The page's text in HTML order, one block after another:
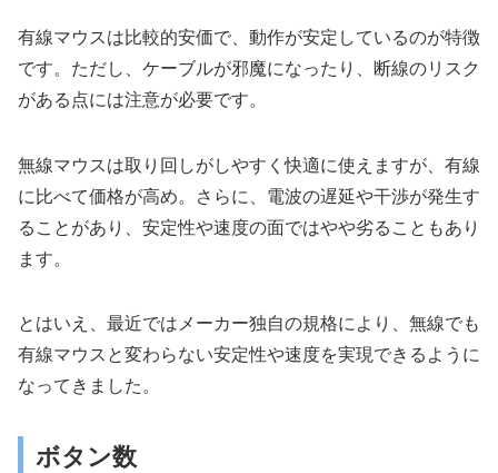
有線マウスは比較的安価で、動作が安定しているのが特徴
です。ただし、ケーブルが邪魔になったり、断線のリスク
がある点には注意が必要です。
無線マウスは取り回しがしやすく快適に使えますが、有線
に比べて価格が高め。さらに、電波の遅延や干渉が発生す
ることがあり、安定性や速度の面ではやや劣ることもあり
ます。
とはいえ、最近ではメーカー独自の規格により、無線でも
有線マウスと変わらない安定性や速度を実現できるように
なってきました。
ボタン数